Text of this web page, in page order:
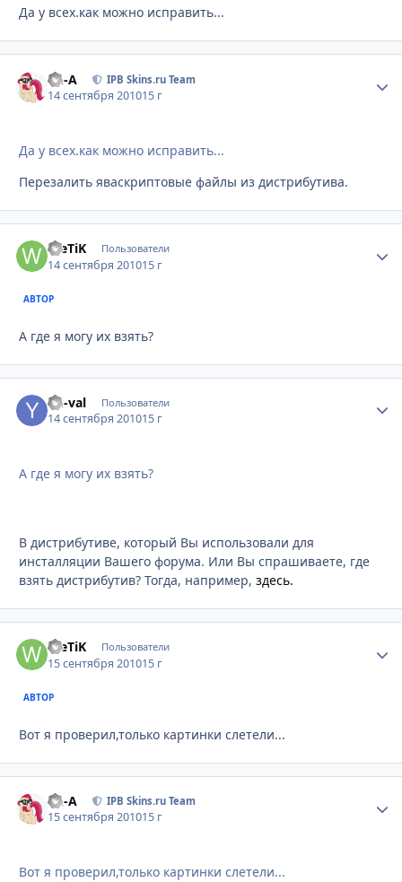
Да у всех.как можно исправить...
Ph-A IPB Skins.ru Team
14 сентября 201015 г
Да у всех.как можно исправить...
Перезалить яваскриптовые файлы из дистрибутива.
WeTiK Пользователи
14 сентября 201015 г
АВТОР
А где я могу их взять?
Yu-val Пользователи
14 сентября 201015 г
А где я могу их взять?
В дистрибутиве, который Вы использовали для
инсталляции Вашего форума. Или Вы спрашиваете, где
взять дистрибутив? Тогда, например, здесь.
WeTiK Пользователи
15 сентября 201015 г
АВТОР
Вот я проверил,только картинки слетели...
Ph-A IPB Skins.ru Team
15 сентября 201015 г
Вот я проверил,только картинки слетели...